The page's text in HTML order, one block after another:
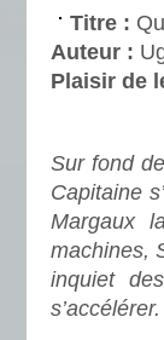
Titre :
Auteur :
Plaisir de
Sur fond
Capitaine
Margaux
machines,
inquiet
s’accélérer.